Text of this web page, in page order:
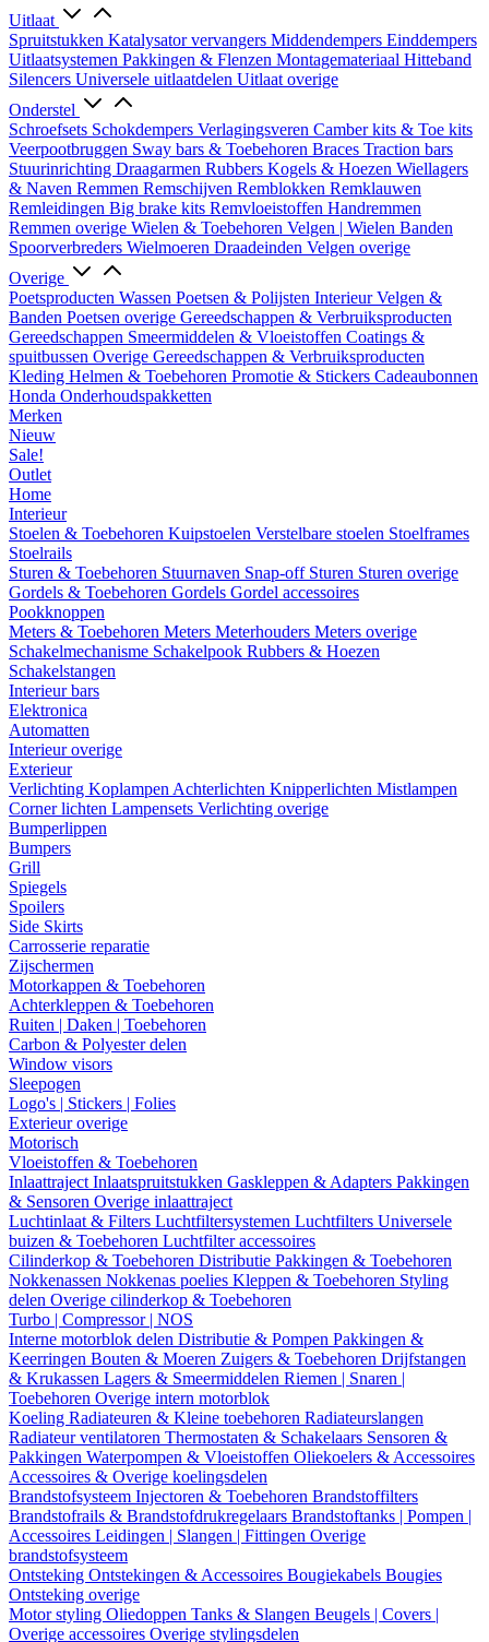
Uitlaat
Spruitstukken Katalysator vervangers Middendempers Einddempers
Uitlaatsystemen Pakkingen & Flenzen Montagemateriaal Hitteband
Silencers Universele uitlaatdelen Uitlaat overige
Onderstel
Schroefsets Schokdempers Verlagingsveren Camber kits & Toe kits
Veerpootbruggen Sway bars & Toebehoren Braces Traction bars
Stuurinrichting Draagarmen Rubbers Kogels & Hoezen Wiellagers
& Naven Remmen Remschijven Remblokken Remklauwen
Remleidingen Big brake kits Remvloeistoffen Handremmen
Remmen overige Wielen & Toebehoren Velgen | Wielen Banden
Spoorverbreders Wielmoeren Draadeinden Velgen overige
Overige
Poetsproducten Wassen Poetsen & Polijsten InterieurVelgen &
Banden Poetsen overige Gereedschappen & Verbruiksproducten
Gereedschappen Smeermiddelen & Vloeistoffen Coatings &
spuitbussen Overige Gereedschappen & Verbruiksproducten
Kleding Helmen & Toebehoren Promotie & Stickers Cadeaubonnen
Honda Onderhoudspakketten
Merken
Nieuw
Sale!
Outlet
Home
Interieur
Stoelen & Toebehoren Kuipstoelen Verstelbare stoelen Stoelframes
Stoelrails
Sturen & Toebehoren Stuurnaven Snap-off Sturen Sturen overige
Gordels & Toebehoren Gordels Gordel accessoires
Pookknoppen
Meters & Toebehoren Meters Meterhouders Meters overige
Schakelmechanisme Schakelpook Rubbers & Hoezen
Schakelstangen
Interieur bars
Elektronica
Automatten
Interieur overige
Exterieur
Verlichting Koplampen Achterlichten Knipperlichten Mistlampen
Corner lichten Lampensets Verlichting overige
Bumperlippen
Bumpers
Grill
Spiegels
Spoilers
Side Skirts
Carrosserie reparatie
Zijschermen
Motorkappen & Toebehoren
Achterkleppen & Toebehoren
Ruiten | Daken | Toebehoren
Carbon & Polyester delen
Window visors
Sleepogen
Logo's | Stickers | Folies
Exterieur overige
Motorisch
Vloeistoffen & Toebehoren
Inlaattraject Inlaatspruitstukken Gaskleppen & Adapters Pakkingen
& Sensoren Overige inlaattraject
Luchtinlaat & Filters Luchtfiltersystemen Luchtfilters Universele
buizen & Toebehoren Luchtfilter accessoires
Cilinderkop & Toebehoren Distributie Pakkingen & Toebehoren
Nokkenassen Nokkenas poelies Kleppen & Toebehoren Styling
delen Overige cilinderkop & Toebehoren
Turbo | Compressor | NOS
Interne motorblok delen Distributie & Pompen Pakkingen &
Keerringen Bouten & Moeren Zuigers & Toebehoren Drijfstangen
& Krukassen Lagers & Smeermiddelen Riemen | Snaren |
Toebehoren Overige intern motorblok
Koeling Radiateuren & Kleine toebehoren Radiateurslangen
Radiateur ventilatoren Thermostaten & Schakelaars Sensoren &
Pakkingen Waterpompen & Vloeistoffen Oliekoelers & Accessoires
Accessoires & Overige koelingsdelen
Brandstofsysteem Injectoren & Toebehoren Brandstoffilters
Brandstofrails & Brandstofdrukregelaars Brandstoftanks | Pompen |
Accessoires Leidingen | Slangen | Fittingen Overige
brandstofsysteem
Ontsteking Ontstekingen & Accessoires Bougiekabels Bougies
Ontsteking overige
Motor styling Oliedoppen Tanks & Slangen Beugels | Covers |
Overige accessoires Overige stylingsdelen